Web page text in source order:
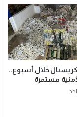
كريستال خلال أسبوع..
مستمرة